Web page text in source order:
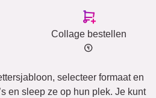
Collage bestellen
selecteer formaat en
en sleep ze op hun plek. Je kunt